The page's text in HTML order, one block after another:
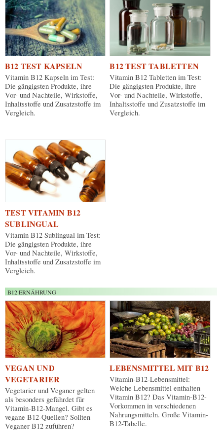
B12 TEST KAPSELN
Vitamin B12 Kapseln im Test:
Die gängigsten Produkte, ihre
Vor- und Nachteile, Wirkstoffe,
Inhaltsstoffe und Zusatzstoffe im
Vergleich.
B12 TEST TABLETTEN
Vitamin B12 Tabletten im Test:
Die gängigsten Produkte, ihre
Vor- und Nachteile, Wirkstoffe,
Inhaltsstoffe und Zusatzstoffe im
Vergleich.
TEST VITAMIN B12
SUBLINGUAL
Vitamin B12 Sublingual im Test:
Die gängigsten Produkte, ihre
Vor- und Nachteile, Wirkstoffe,
Inhaltsstoffe und Zusatzstoffe im
Vergleich.
B12 ERNÄHRUNG
VEGAN UND
VEGETARIER
Vegetarier und Veganer gelten
als besonders gefährdet für
Vitamin-B12-Mangel. Gibt es
vegane B12-Quellen? Sollten
Veganer B12 zuführen?
LEBENSMITTEL MIT B12
Vitamin-B12-Lebensmittel:
Welche Lebensmittel enthalten
Vitamin B12? Das Vitamin-B12-
Vorkommen in verschiedenen
Nahrungsmitteln. Große Vitamin-
B12-Tabelle.